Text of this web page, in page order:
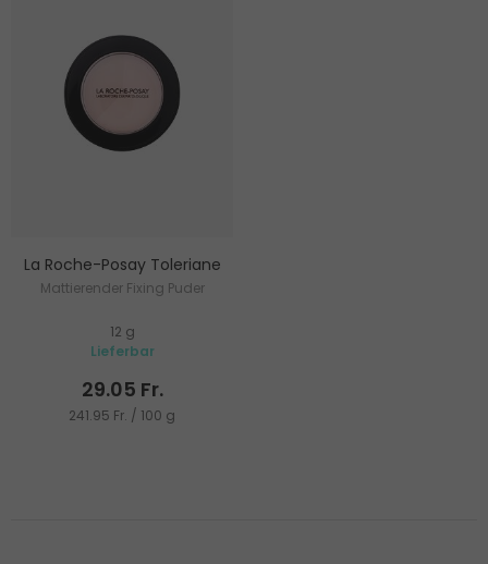
La Roche-Posay Toleriane
Mattierender Fixing Puder
12 g
Lieferbar
29.05 Fr.
241.95 Fr. / 100 g